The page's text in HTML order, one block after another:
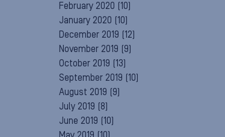
February 2020 (10)
January 2020 (10)
December 2019 (12)
November 2019 (9)
October 2019 (13)
September 2019 (10)
August 2019 (9)
July 2019 (8)
June 2019 (10)